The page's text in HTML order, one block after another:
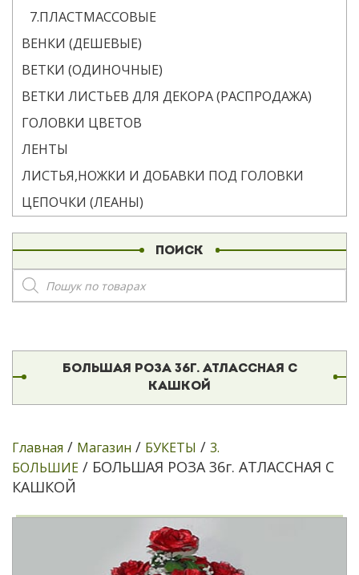
7.ПЛАСТМАССОВЫЕ
ВЕНКИ (ДЕШЕВЫЕ)
ВЕТКИ (ОДИНОЧНЫЕ)
ВЕТКИ ЛИСТЬЕВ ДЛЯ ДЕКОРА (РАСПРОДАЖА)
ГОЛОВКИ ЦВЕТОВ
ЛЕНТЫ
ЛИСТЬЯ,НОЖКИ И ДОБАВКИ ПОД ГОЛОВКИ
ЦЕПОЧКИ (ЛЕАНЫ)
ПОИСК
Поиск
товаров
БОЛЬШАЯ РОЗА 36Г. АТЛАССНАЯ С
КАШКОЙ
Главная / Магазин / БУКЕТЫ / 3.
БОЛЬШИЕ / БОЛЬШАЯ РОЗА 36г. АТЛАССНАЯ С
КАШКОЙ